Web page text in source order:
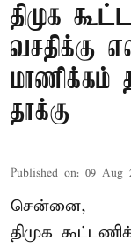
திமுக
வசதிக்கு
மாணிக்கம்
தாக்கு
Published on: 09 Aug
சென்னை,
திமுக